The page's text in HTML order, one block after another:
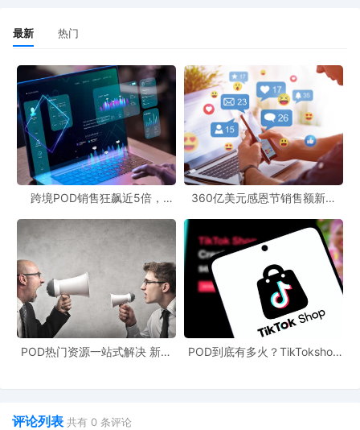
同时，Temu平台上也有多款印花毛衣卖爆，已售单量达5千多单，
目前距离情人节不到一个月的时间，卖家可结合节日穿搭提前营销
布局。
最新 热门
跨境POD销售狂飙近5倍，
360亿美元感恩节销售额新纪
新风潮！
POD热门资源一站式解决 新手
POD到底有多火？TikTokshop
评论列表 共有 0 条评论